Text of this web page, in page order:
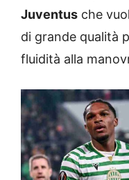
Juventus che
di grande qualità
fluidità alla